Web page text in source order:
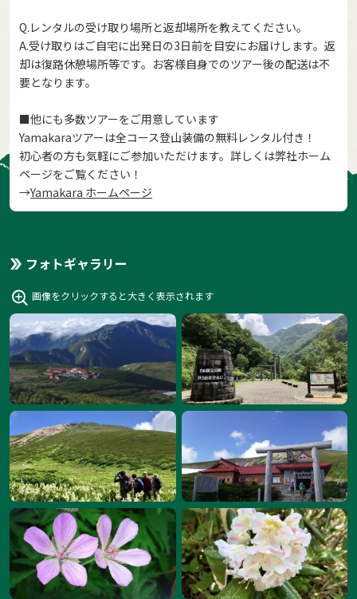
Q.レンタルの受け取り場所と返却場所を教えてください。
A.受け取りはご自宅に出発日の3日前を目安にお届けします。返
却は復路休憩場所等です。お客様自身でのツアー後の配送は不
要となります。
■他にも多数ツアーをご用意しています
Yamakaraツアーは全コース登山装備の無料レンタル付き！
初心者の方も気軽にご参加いただけます。詳しくは弊社ホーム
ページをご覧ください！
→Yamakara ホームページ
フォトギャラリー
画像をクリックすると大きく表示されます